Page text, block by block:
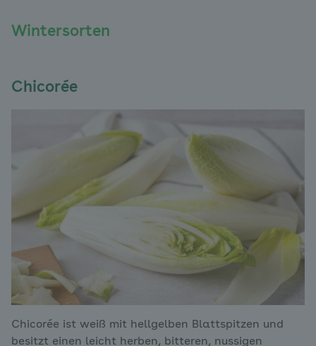
Wintersorten
Chicorée
Chicorée ist weiß mit hellgelben Blattspitzen und
besitzt einen leicht herben, bitteren, nussigen